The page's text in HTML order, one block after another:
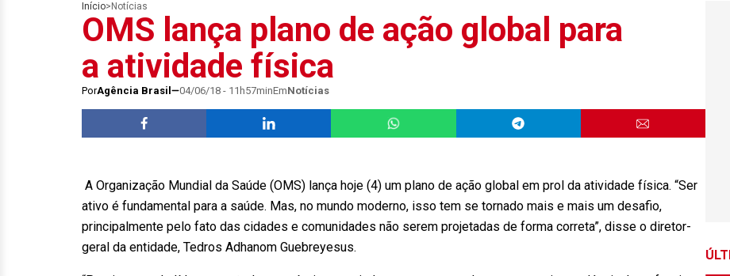
Início> Notícias
OMS lança plano de ação global para
a atividade física
PorAgência Brasil 04/06/18 - 11h57minEmNotícias
A Organização Mundial da Saúde (OMS) lança hoje (4) um plano de ação global em prol da atividade física. “Ser
ativo é fundamental para a saúde. Mas, no mundo moderno, isso tem se tornado mais e mais um desafio,
principalmente pelo fato das cidades e comunidades não serem projetadas de forma correta”, disse o diretor-
geral da entidade, Tedros Adhanom Guebreyesus.